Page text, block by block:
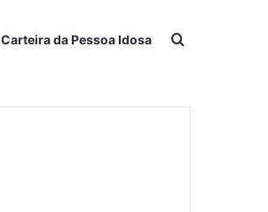
Carteira da Pessoa Idosa Procurar por